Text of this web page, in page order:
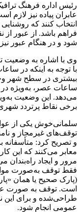
رئیس اداره فرهنگ
عابران پیاده نیز لازم
انتخاب کنند که
فراهم باشد. از عبور از
شود و در هنگام عبور
وی با اشاره به وضعیت
با توجه به اینکه در
بیشتری در سطح شهر
ساعات عصر، به‌ویژه در
می‌دهد. این وضعیت
برخی نقاط پرتردد
سلمانی‌خوش یکی از
توقف‌های غیرمجاز و
و تصریح کرد: متأسفانه
معابر می‌کنند که این
مرور و ایجاد راه‌بندان
فقط توقف به‌صورت
است. توقف به صورت
طراحی‌شده و برای این
عمومی انجام شود.